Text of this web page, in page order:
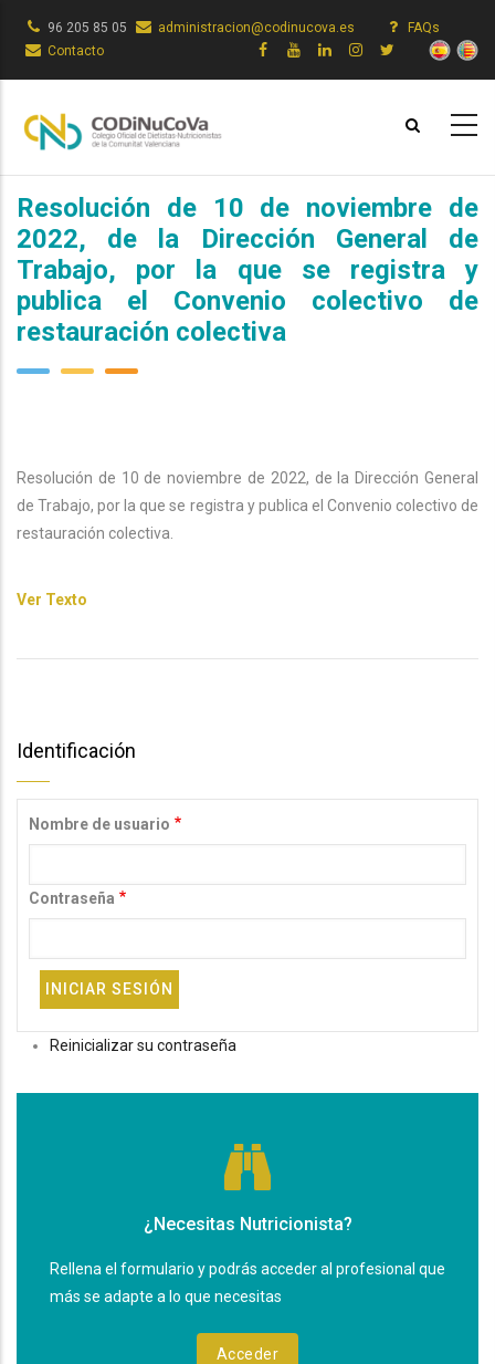
96 205 85 05 administracion@codinucova.es
FAQs
Contacto
Resolución de 10 de noviembre de
2022, de la Dirección General de
Trabajo, por la que se registra y
publica el Convenio colectivo de
restauración colectiva
Resolución de 10 de noviembre de 2022, de la Dirección General
de Trabajo, por la que se registra y publica el Convenio colectivo de
restauración colectiva.
Ver Texto
Identificación
Nombre de usuario
Contraseña
Reinicializar su contraseña
¿Necesitas Nutricionista?
Rellena el formulario y podrás acceder al profesional que
más se adapte a lo que necesitas
Acceder